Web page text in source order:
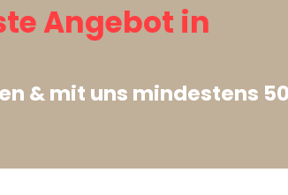
Angebot in
& mit uns mindestens